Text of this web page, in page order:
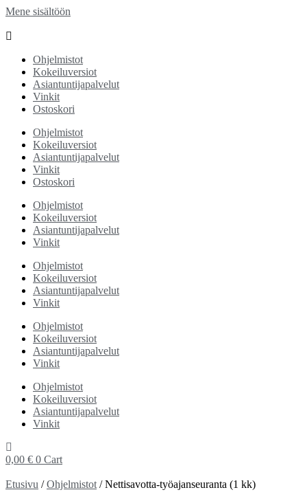
Mene sisältöön
Ohjelmistot
Kokeiluversiot
Asiantuntijapalvelut
Vinkit
Ostoskori
Ohjelmistot
Kokeiluversiot
Asiantuntijapalvelut
Vinkit
Ostoskori
Ohjelmistot
Kokeiluversiot
Asiantuntijapalvelut
Vinkit
Ohjelmistot
Kokeiluversiot
Asiantuntijapalvelut
Vinkit
Ohjelmistot
Kokeiluversiot
Asiantuntijapalvelut
Vinkit
Ohjelmistot
Kokeiluversiot
Asiantuntijapalvelut
Vinkit
0,00 € 0 Cart
Etusivu /Ohjelmistot / Nettisavotta-työajanseuranta (1 kk)